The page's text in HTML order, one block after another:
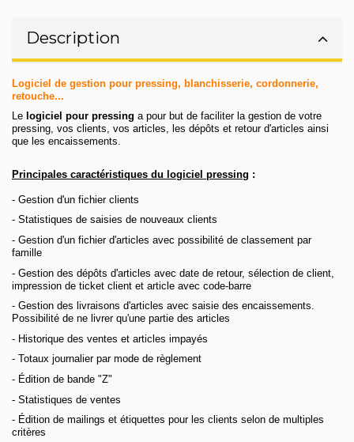
Description
Logiciel de gestion pour pressing, blanchisserie, cordonnerie,
retouche...
Le logiciel pour pressing a pour but de faciliter la gestion de votre
pressing, vos clients, vos articles, les dépôts et retour d'articles ainsi
que les encaissements.
Principales caractéristiques du logiciel pressing :
- Gestion d'un fichier clients
- Statistiques de saisies de nouveaux clients
- Gestion d'un fichier d'articles avec possibilité de classement par
famille
- Gestion des dépôts d'articles avec date de retour, sélection de client,
impression de ticket client et article avec code-barre
- Gestion des livraisons d'articles avec saisie des encaissements.
Possibilité de ne livrer qu'une partie des articles
- Historique des ventes et articles impayés
- Totaux journalier par mode de règlement
- Édition de bande "Z"
- Statistiques de ventes
- Édition de mailings et étiquettes pour les clients selon de multiples
critères